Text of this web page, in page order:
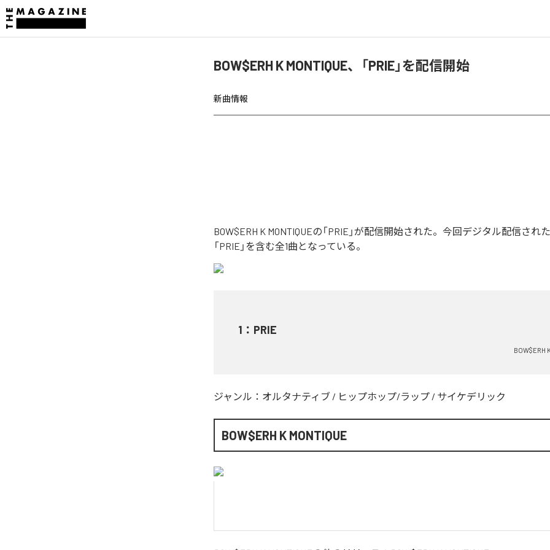
BOW$ERH K MONTIQUE、「PRIE」を配信開始
新曲情報
BOW$ERH K MONTIQUEの「PRIE」が配信開始された。今回デジタル配信され
「PRIE」を含む全1曲となっている。
1 ： PRIE
BOW$ERH
ジャンル： オルタナティブ / ヒップホップ/ラップ / サイケデリック
BOW$ERH K MONTIQUE